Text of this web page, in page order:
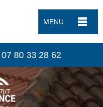
MENU
07 80 33 28 62